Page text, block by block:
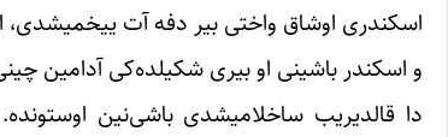
اسکندری اوشاق واختی بیر دفه آت ییخمیشدی،
دا قالدیریب ساخلامیشدی باشی‌نین